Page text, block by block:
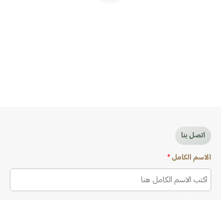
اتصل بنا
الاسم الكامل *